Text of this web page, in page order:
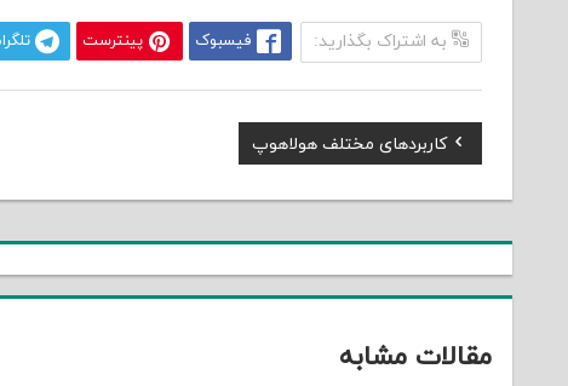
به اشتراک بگذارید: فیسبوک پینترست
راهبری
نوشته
Previous
Post:
کاربردهای مختلف هولاهوپ
مقالات مشابه